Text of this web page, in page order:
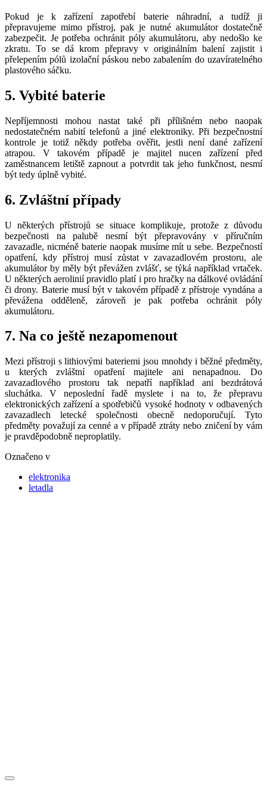
Pokud je k zařízení zapotřebí baterie náhradní, a tudíž ji
přepravujeme mimo přístroj, pak je nutné akumulátor dostatečně
zabezpečit. Je potřeba ochránit póly akumulátoru, aby nedošlo ke
zkratu. To se dá krom přepravy v originálním balení zajistit i
přelepením pólů izolační páskou nebo zabalením do uzavíratelného
plastového sáčku.
5. Vybité baterie
Nepříjemnosti mohou nastat také při přílišném nebo naopak
nedostatečném nabití telefonů a jiné elektroniky. Při bezpečnostní
kontrole je totiž někdy potřeba ověřit, jestli není dané zařízení
atrapou. V takovém případě je majitel nucen zařízení před
zaměstnancem letiště zapnout a potvrdit tak jeho funkčnost, nesmí
být tedy úplně vybité.
6. Zvláštní případy
U některých přístrojů se situace komplikuje, protože z důvodu
bezpečnosti na palubě nesmí být přepravovány v příručním
zavazadle, nicméně baterie naopak musíme mít u sebe. Bezpečností
opatření, kdy přístroj musí zůstat v zavazadlovém prostoru, ale
akumulátor by měly být převážen zvlášť, se týká například vrtaček.
U některých aerolinií pravidlo platí i pro hračky na dálkové ovládání
či drony. Baterie musí být v takovém případě z přístroje vyndána a
převážena odděleně, zároveň je pak potřeba ochránit póly
akumulátoru.
7. Na co ještě nezapomenout
Mezi přístroji s lithiovými bateriemi jsou mnohdy i běžné předměty,
u kterých zvláštní opatření majitele ani nenapadnou. Do
zavazadlového prostoru tak nepatří například ani bezdrátová
sluchátka. V neposlední řadě myslete i na to, že přepravu
elektronických zařízení a spotřebičů vysoké hodnoty v odbavených
zavazadlech letecké společnosti obecně nedoporučují. Tyto
předměty považují za cenné a v případě ztráty nebo zničení by vám
je pravděpodobně neproplatily.
Označeno v
elektronika
letadla